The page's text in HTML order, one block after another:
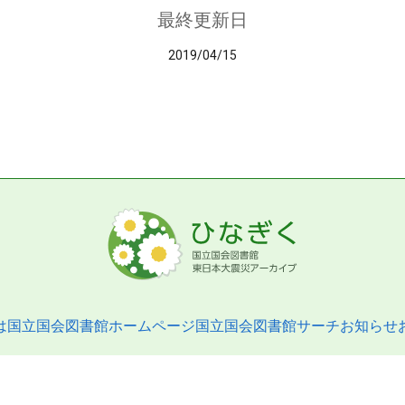
最終更新日
2019/04/15
国立国会図書館ホームページ国立国会図書館サーチお知らせ